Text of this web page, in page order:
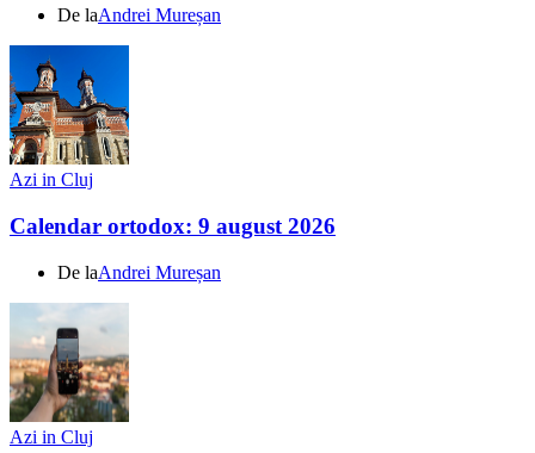
De laAndrei Mureșan
Azi in Cluj
Calendar ortodox: 9 august 2026
De laAndrei Mureșan
Azi in Cluj